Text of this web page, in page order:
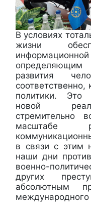
В условиях
жизни
развития
политики. Это
новой
стремительно
масштабе
в связи с этим
наши дни
военно-
других
абсолютным